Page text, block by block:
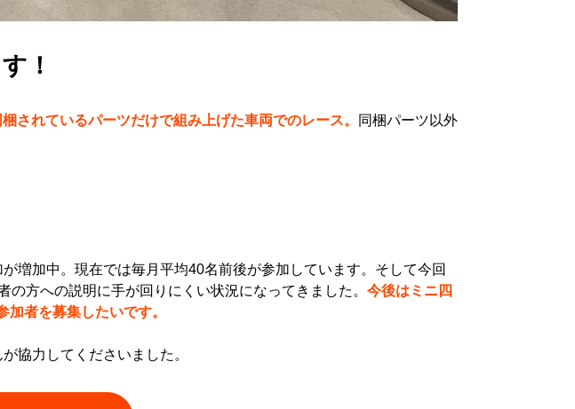
！
されているパーツだけで組み上げた車両でのレース。
同梱パーツ以外
増加中。現在では毎月平均40名前後が参加しています。そして今回
方への説明に手が回りにくい状況になってきました。 今後はミニ四
者を募集したいです。
協力してくださいました。